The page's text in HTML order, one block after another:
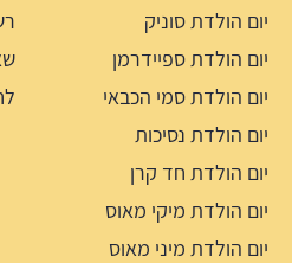
יום הולדת סוניק
יום הולדת ספיידרמן
יום הולדת סמי הכבאי
יום הולדת נסיכות
יום הולדת חד קרן
יום הולדת מיקי מאוס
יום הולדת מיני מאוס